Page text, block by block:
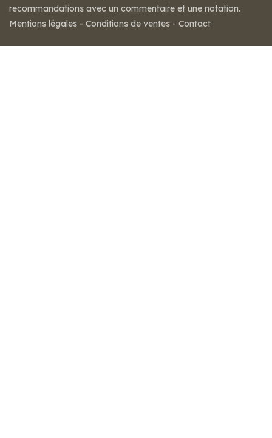
recommandations avec un commentaire et une notation.
Mentions légales - Conditions de ventes - Contact